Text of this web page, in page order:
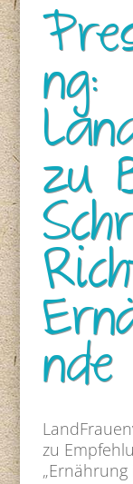
ng:
zu
nde
zu
„Ernährung